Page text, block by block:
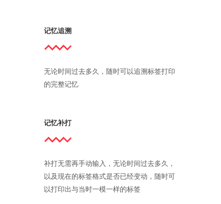
记忆追溯
无论时间过去多久，随时可以追溯标签打印
的完整记忆
记忆补打
补打无需再手动输入，无论时间过去多久，
以及现在的标签格式是否已经变动，随时可
以打印出与当时一模一样的标签